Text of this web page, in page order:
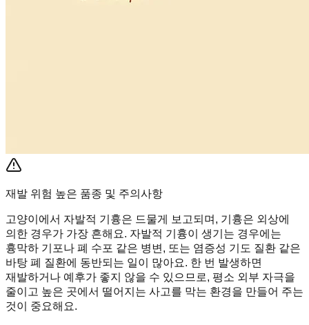
재발 위험 높은 품종 및 주의사항
고양이에서 자발적 기흉은 드물게 보고되며, 기흉은 외상에
의한 경우가 가장 흔해요. 자발적 기흉이 생기는 경우에는
흉막하 기포나 폐 수포 같은 병변, 또는 염증성 기도 질환 같은
바탕 폐 질환에 동반되는 일이 많아요. 한 번 발생하면
재발하거나 예후가 좋지 않을 수 있으므로, 평소 외부 자극을
줄이고 높은 곳에서 떨어지는 사고를 막는 환경을 만들어 주는
것이 중요해요.